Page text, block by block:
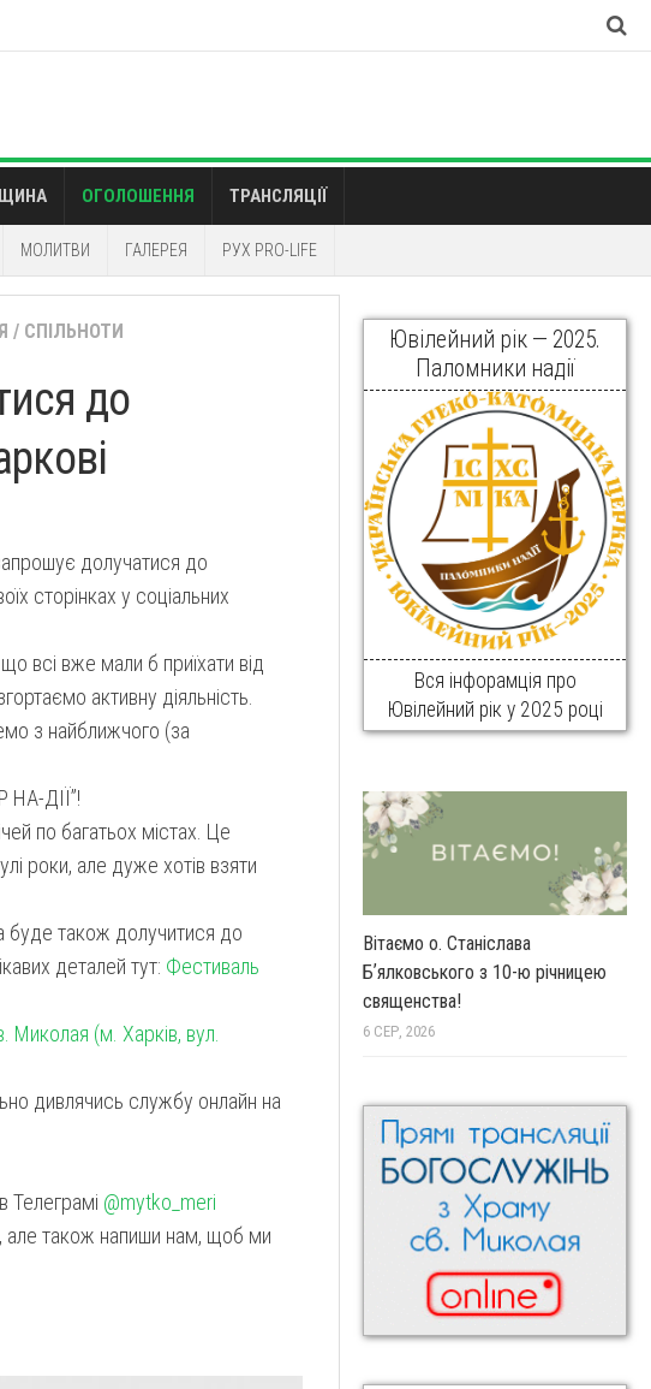
ОГОЛОШЕННЯ ТРАНСЛЯЦІЇ
МОЛИТВИ ГАЛЕРЕЯ РУХ PRO-LIFE
/ СПІЛЬНОТИ
до
долучатися до
сторінках у соціальних
всі вже мали б приїхати від
активну діяльність.
з найближчого (за
НА-ДІЇ”!
по багатьох містах. Це
роки, але дуже хотів взяти
буде також долучитися до
деталей тут: Фестиваль
Миколая (м. Харків, вул.
дивлячись службу онлайн на
Телеграмі @mytko_meri
але також напиши нам, щоб ми
Ювілейний рік — 2025.
Паломники надії
Вся інфорамція про
Ювілейний рік у 2025 році
Вітаємо о. Станіслава
Бʼялковського з 10-ю річницею
священства!
6 СЕР, 2026